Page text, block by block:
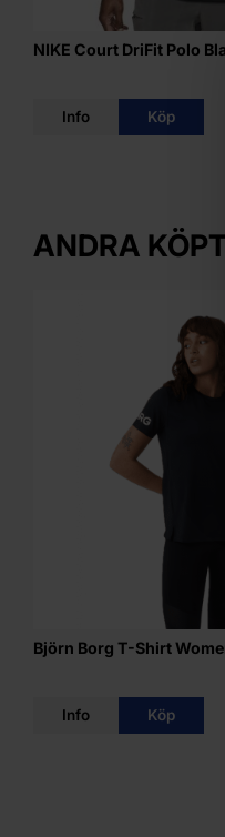
NIKE Court DriFit Polo
Info Köp
ANDRA
Björn Borg T-Shirt
Info Köp